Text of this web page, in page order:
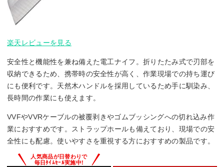
楽天レビューを見る
安全性と機能性を兼ね備えた電工ナイフ。折りたたみ式で刃部を
収納できるため、携帯時の安全性が高く、作業現場での持ち運び
にも便利です。天然木ハンドルを採用しているため手に馴染み、
長時間の作業にも使えます。
VVFやVVRケーブルの被覆剥きやゴムブッシングへの切れ込み作
業におすすめです。ストラップホールも備えており、現場での安
全性にも配慮。使いやすさを重視する方におすすめの製品です。